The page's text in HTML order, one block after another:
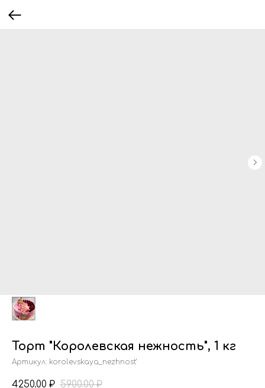
Торт "Королевская нежность", 1 кг
Артикул: korolevskaya_nezhnost'
4250.00 ₽ 5900.00 ₽